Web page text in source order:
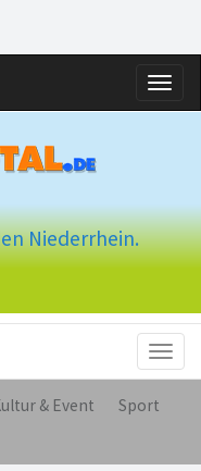
Niederrhein.
& Event Sport